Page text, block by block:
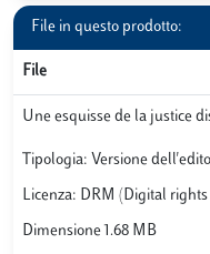
File in questo prodotto:
File
Une esquisse de la justice
Tipologia: Versione
Licenza: DRM (Digital
Dimensione 1.68 MB